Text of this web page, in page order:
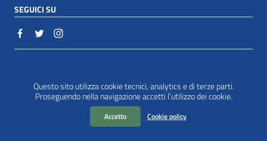
Questo sito utilizza cookie tecnici, analytics e di terze parti.
Proseguendo nella navigazione accetti l’utilizzo dei cookie.
Accetto Cookie policy
SEGUICI SU